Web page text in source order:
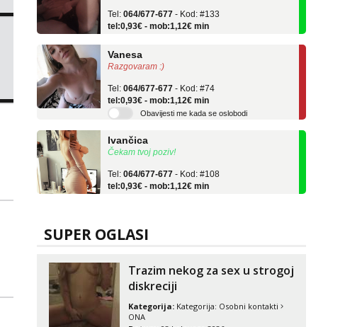
tel:0,93€ - mob:1,12€ min
Razgovaram :)
tel:0,93€ - mob:1,12€ min
Obavijesti me kada se oslobodi
Čekam tvoj poziv!
tel:0,93€ - mob:1,12€ min
Tel: 064/677-677
Anđela
Čekam tvoj poziv!
Tel: 064/677-677- Kod: #142
tel:0,93€ - mob:1,12€ min
SUPER OGLASI
Trazim nekog za sex u strogoj
diskreciji
Kategorija: Kategorija: Osobni kontakti
ONA